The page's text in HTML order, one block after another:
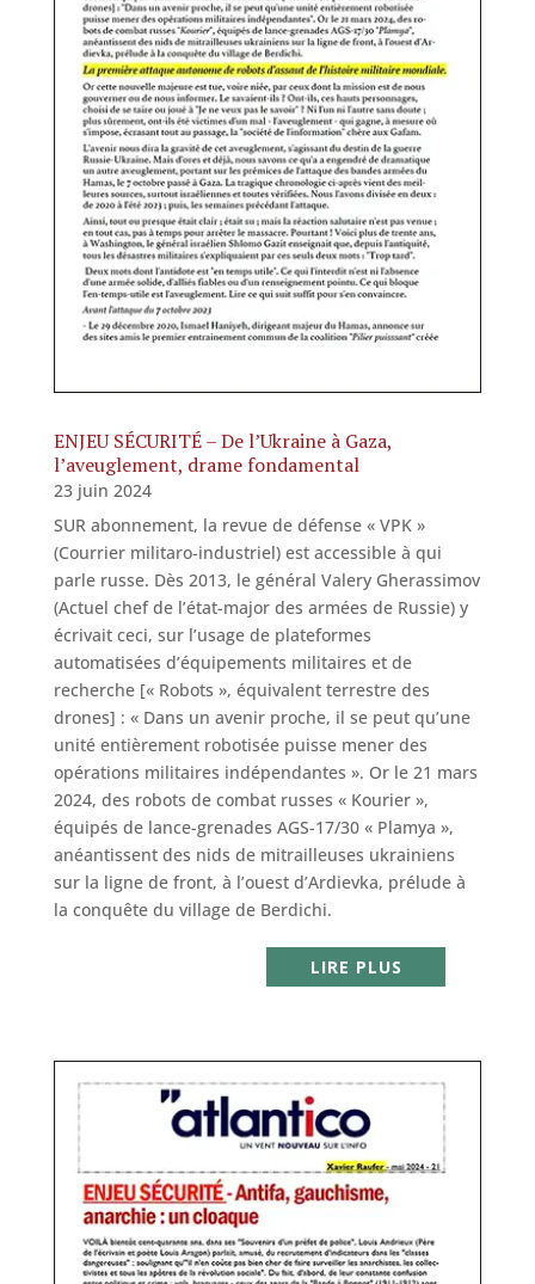
ENJEU SÉCURITÉ – De l’Ukraine à Gaza,
l’aveuglement, drame fondamental
23 juin 2024
SUR abonnement, la revue de défense « VPK »
(Courrier militaro-industriel) est accessible à qui
parle russe. Dès 2013, le général Valery Gherassimov
(Actuel chef de l’état-major des armées de Russie) y
écrivait ceci, sur l’usage de plateformes
automatisées d’équipements militaires et de
recherche [« Robots », équivalent terrestre des
drones] : « Dans un avenir proche, il se peut qu’une
unité entièrement robotisée puisse mener des
opérations militaires indépendantes ». Or le 21 mars
2024, des robots de combat russes « Kourier »,
équipés de lance-grenades AGS-17/30 « Plamya »,
anéantissent des nids de mitrailleuses ukrainiens
sur la ligne de front, à l’ouest d’Ardievka, prélude à
la conquête du village de Berdichi.
LIRE PLUS